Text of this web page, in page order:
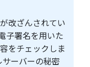
改ざんされてい
子署名を用いた
をチェックしま
サーバーの秘密